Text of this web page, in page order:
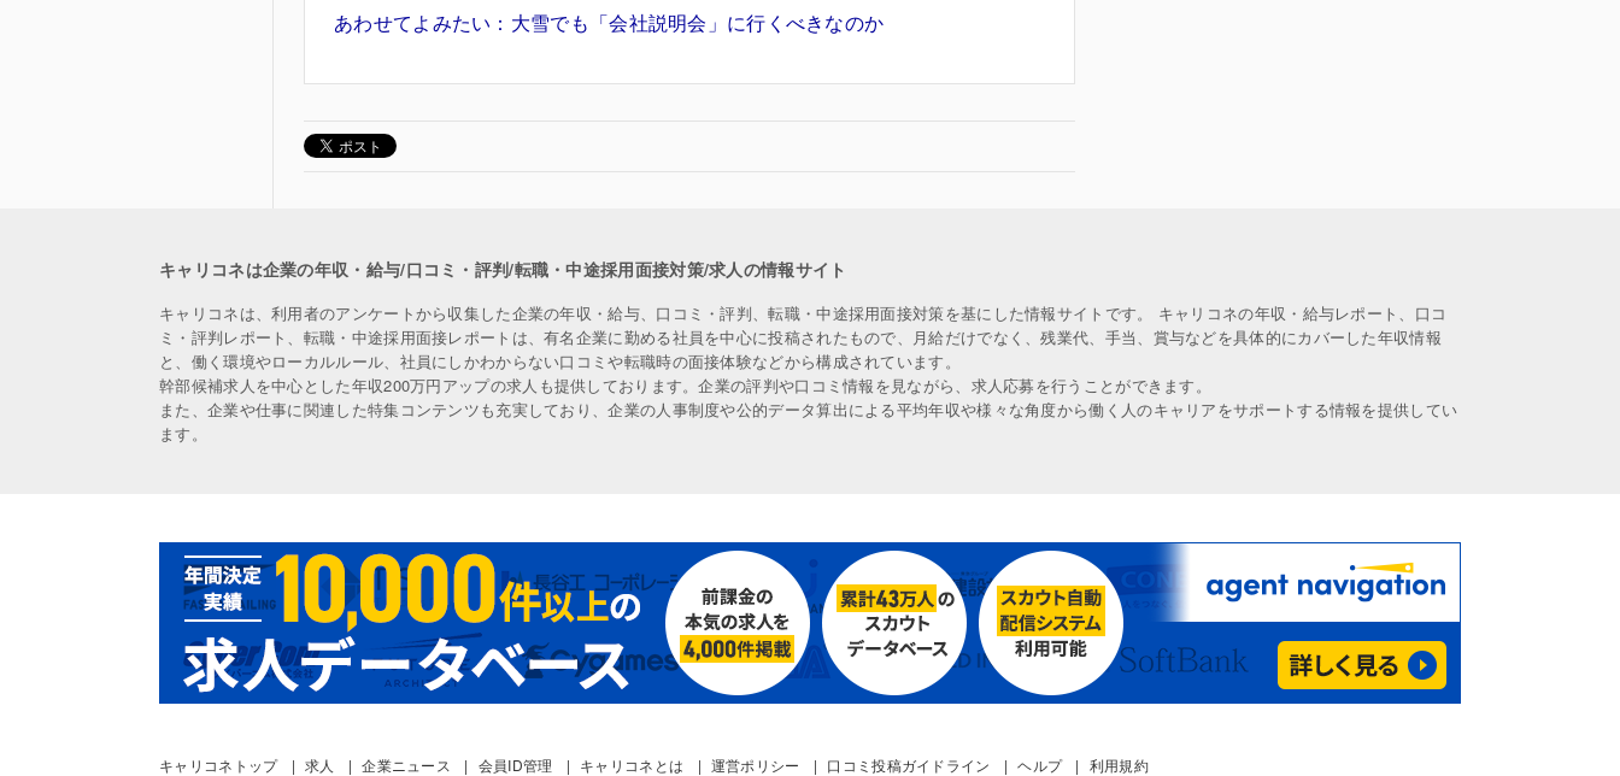
あわせてよみたい：大雪でも「会社説明会」に行くべきなのか
キャリコネは企業の年収・給与/口コミ・評判/転職・中途採用面接対策/求人の情報サイト
キャリコネは、利用者のアンケートから収集した企業の年収・給与、口コミ・評判、転職・中途採用面接対策を基にした情報サイトです。 キャリコネの年収・給与レポート、口コ
ミ・評判レポート、転職・中途採用面接レポートは、有名企業に勤める社員を中心に投稿されたもので、月給だけでなく、残業代、手当、賞与などを具体的にカバーした年収情報
と、働く環境やローカルルール、社員にしかわからない口コミや転職時の面接体験などから構成されています。
幹部候補求人を中心とした年収200万円アップの求人も提供しております。企業の評判や口コミ情報を見ながら、求人応募を行うことができます。
また、企業や仕事に関連した特集コンテンツも充実しており、企業の人事制度や公的データ算出による平均年収や様々な角度から働く人のキャリアをサポートする情報を提供してい
ます。
キャリコネトップ 求人 企業ニュース 会員ID管理 キャリコネとは 運営ポリシー 口コミ投稿ガイドライン ヘルプ
利用規約